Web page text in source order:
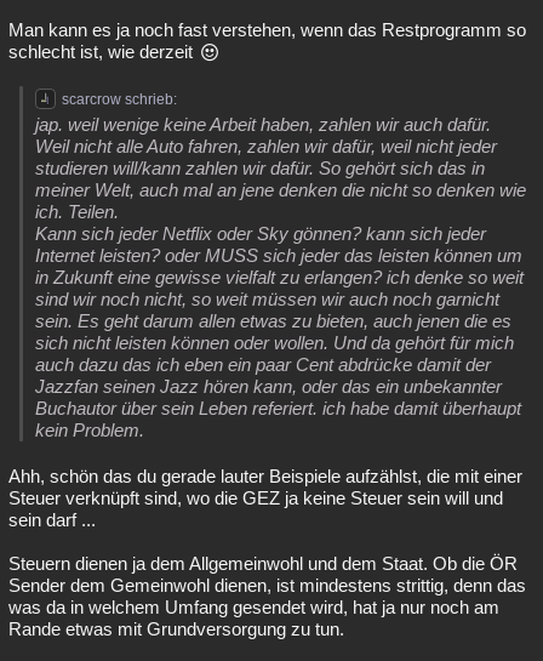
Man kann es ja noch fast verstehen, wenn das Restprogramm so
schlecht ist, wie derzeit
scarcrow schrieb:
jap. weil wenige keine Arbeit haben, zahlen wir auch dafür.
Weil nicht alle Auto fahren, zahlen wir dafür, weil nicht jeder
studieren will/kann zahlen wir dafür. So gehört sich das in
meiner Welt, auch mal an jene denken die nicht so denken wie
ich. Teilen.
Kann sich jeder Netflix oder Sky gönnen? kann sich jeder
Internet leisten? oder MUSS sich jeder das leisten können um
in Zukunft eine gewisse vielfalt zu erlangen? ich denke so weit
sind wir noch nicht, so weit müssen wir auch noch garnicht
sein. Es geht darum allen etwas zu bieten, auch jenen die es
sich nicht leisten können oder wollen. Und da gehört für mich
auch dazu das ich eben ein paar Cent abdrücke damit der
Jazzfan seinen Jazz hören kann, oder das ein unbekannter
Buchautor über sein Leben referiert. ich habe damit überhaupt
kein Problem.
Ahh, schön das du gerade lauter Beispiele aufzählst, die mit einer
Steuer verknüpft sind, wo die GEZ ja keine Steuer sein will und
sein darf ...
Steuern dienen ja dem Allgemeinwohl und dem Staat. Ob die ÖR
Sender dem Gemeinwohl dienen, ist mindestens strittig, denn das
was da in welchem Umfang gesendet wird, hat ja nur noch am
Rande etwas mit Grundversorgung zu tun.